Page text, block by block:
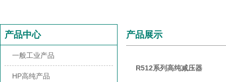
产品中心
一般工业产品
HP高纯产品
产品展示
R512系列高纯减压器